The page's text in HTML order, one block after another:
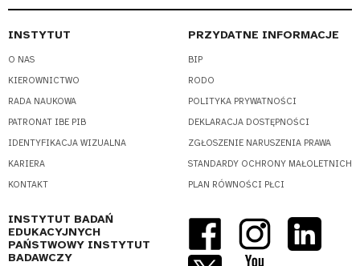
INSTYTUT
O NAS
KIEROWNICTWO
RADA NAUKOWA
PATRONAT IBE PIB
IDENTYFIKACJA WIZUALNA
KARIERA
KONTAKT
PRZYDATNE INFORMACJE
BIP
RODO
POLITYKA PRYWATNOŚCI
DEKLARACJA DOSTĘPNOŚCI
ZGŁOSZENIE NARUSZENIA PRAWA
STANDARDY OCHRONY MAŁOLETNICH
PLAN RÓWNOŚCI PŁCI
INSTYTUT BADAŃ
EDUKACYJNYCH
PAŃSTWOWY INSTYTUT
BADAWCZY